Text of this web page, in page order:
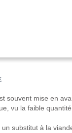
souvent mise en
vu la faible
substitut à la